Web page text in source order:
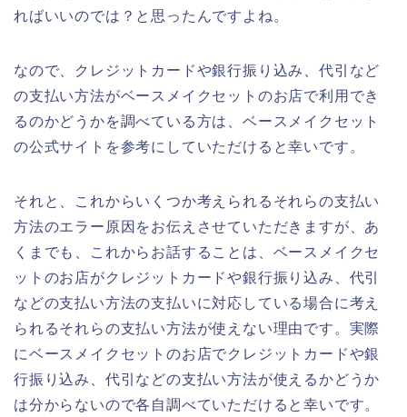
ればいいのでは？と思ったんですよね。
なので、クレジットカードや銀行振り込み、代引など
の支払い方法がベースメイクセットのお店で利用でき
るのかどうかを調べている方は、ベースメイクセット
の公式サイトを参考にしていただけると幸いです。
それと、これからいくつか考えられるそれらの支払い
方法のエラー原因をお伝えさせていただきますが、あ
くまでも、これからお話することは、ベースメイクセ
ットのお店がクレジットカードや銀行振り込み、代引
などの支払い方法の支払いに対応している場合に考え
られるそれらの支払い方法が使えない理由です。実際
にベースメイクセットのお店でクレジットカードや銀
行振り込み、代引などの支払い方法が使えるかどうか
は分からないので各自調べていただけると幸いです。